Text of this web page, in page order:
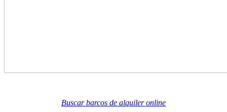
Buscar barcos de alquiler online